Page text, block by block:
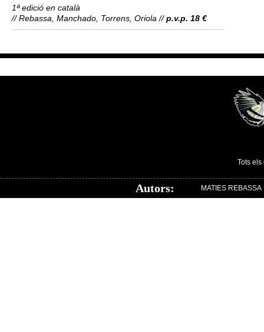
1ª edició en català
// Rebassa, Manchado, Torrens, Oriola //p.v.p. 18 €
Tots
Autors: MATIES REBASSA